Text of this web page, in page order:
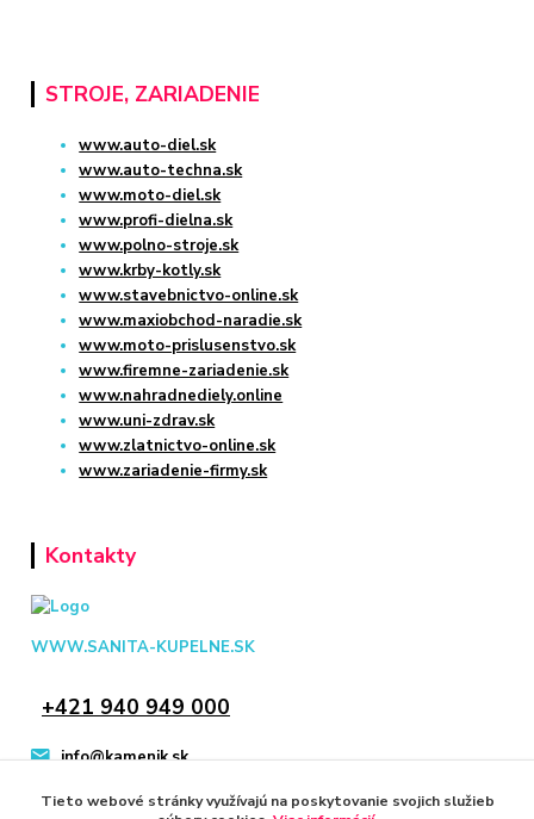
STROJE, ZARIADENIE
www.auto-diel.sk
www.auto-techna.sk
www.moto-diel.sk
www.profi-dielna.sk
www.polno-stroje.sk
www.krby-kotly.sk
www.stavebnictvo-online.sk
www.maxiobchod-naradie.sk
www.moto-prislusenstvo.sk
www.firemne-zariadenie.sk
www.nahradnediely.online
www.uni-zdrav.sk
www.zlatnictvo-online.sk
www.zariadenie-firmy.sk
Kontakty
WWW.SANITA-KUPELNE.SK
+421 940 949 000
info@kamenik.sk
Tieto webové stránky využívajú na poskytovanie svojich služieb